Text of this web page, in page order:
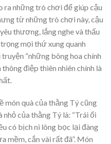
những trò chơi để giúp cậu
từ những trò chơi này, cậu
thương, lắng nghe và thấu
mọi thứ xung quanh
“những bông hoa chính
điệp thiên nhiên chính là
món quà của thằng Tý cũng
của thằng Tý là: “Trái ổi
có bịch ni lông bọc lại đàng
mềm, cắn vài rất đã”. Món